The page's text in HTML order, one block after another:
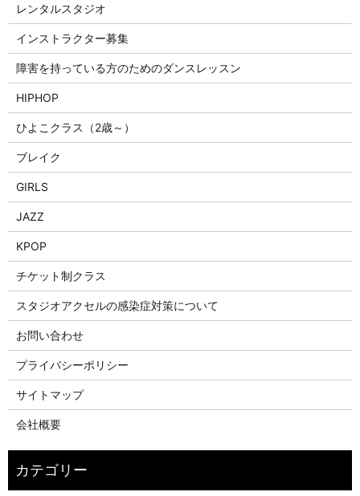
レンタルスタジオ
インストラクター募集
障害を持っている方のためのダンスレッスン
HIPHOP
ひよこクラス（2歳～）
ブレイク
GIRLS
JAZZ
KPOP
チケット制クラス
スタジオアクセルの感染症対策について
お問い合わせ
プライバシーポリシー
サイトマップ
会社概要